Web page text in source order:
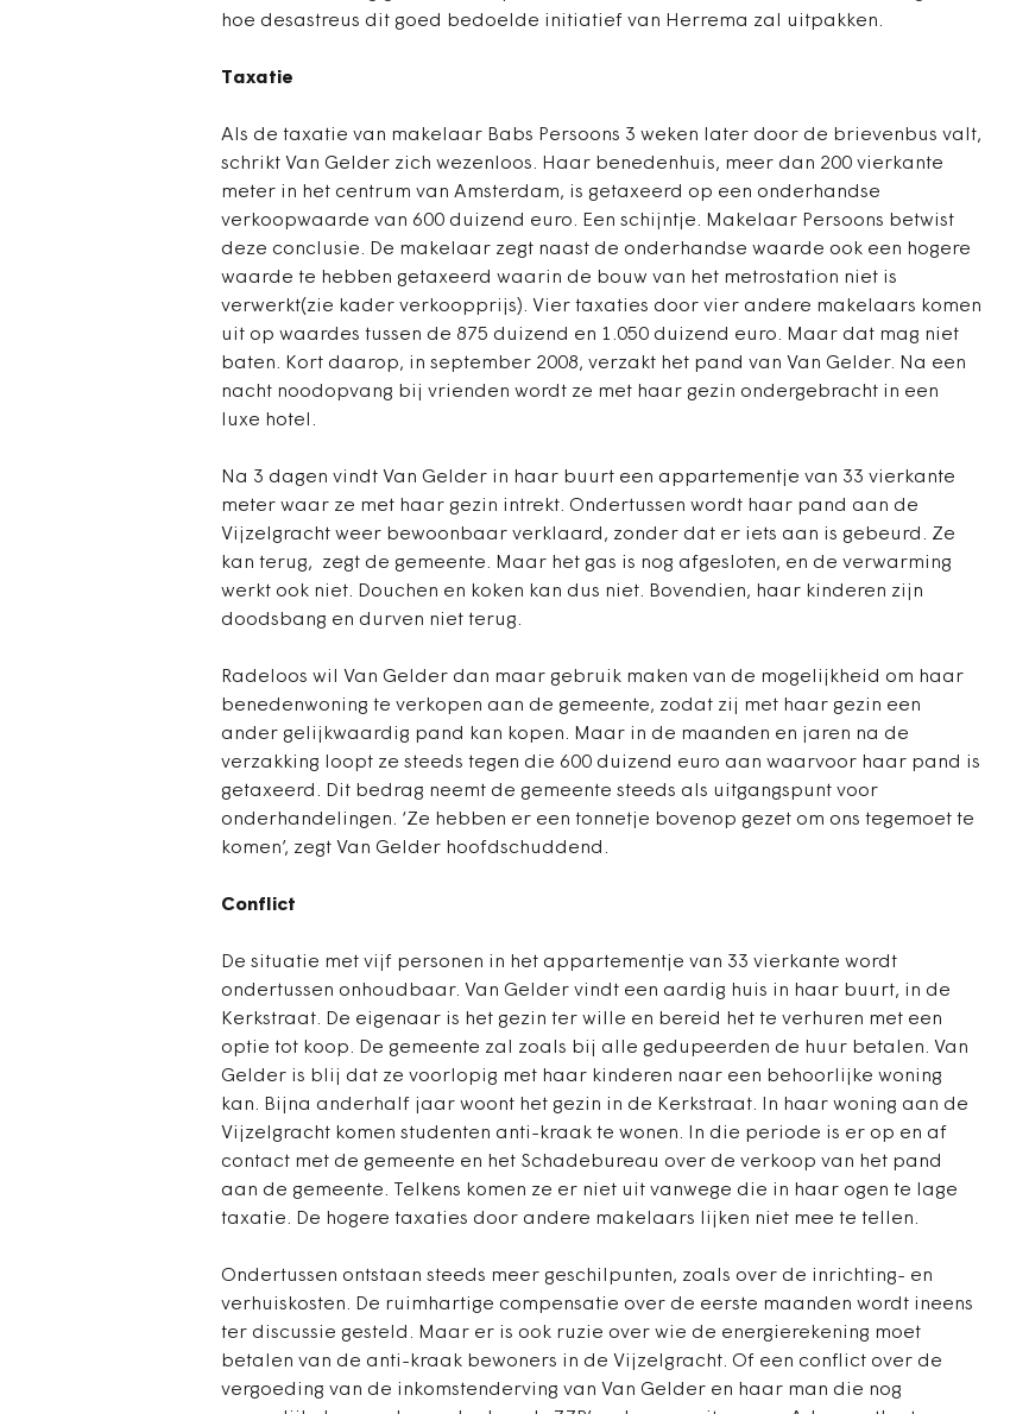
hoe desastreus dit goed bedoelde initiatief van Herrema zal uitpakken.
Taxatie
Als de taxatie van makelaar Babs Persoons 3 weken later door de brievenbus valt,
schrikt Van Gelder zich wezenloos. Haar benedenhuis, meer dan 200 vierkante
meter in het centrum van Amsterdam, is getaxeerd op een onderhandse
verkoopwaarde van 600 duizend euro. Een schijntje. Makelaar Persoons betwist
deze conclusie. De makelaar zegt naast de onderhandse waarde ook een hogere
waarde te hebben getaxeerd waarin de bouw van het metrostation niet is
verwerkt(zie kader verkoopprijs). Vier taxaties door vier andere makelaars komen
uit op waardes tussen de 875 duizend en 1.050 duizend euro. Maar dat mag niet
baten. Kort daarop, in september 2008, verzakt het pand van Van Gelder. Na een
nacht noodopvang bij vrienden wordt ze met haar gezin ondergebracht in een
luxe hotel.
Na 3 dagen vindt Van Gelder in haar buurt een appartementje van 33 vierkante
meter waar ze met haar gezin intrekt. Ondertussen wordt haar pand aan de
Vijzelgracht weer bewoonbaar verklaard, zonder dat er iets aan is gebeurd. Ze
kan terug, zegt de gemeente. Maar het gas is nog afgesloten, en de verwarming
werkt ook niet. Douchen en koken kan dus niet. Bovendien, haar kinderen zijn
doodsbang en durven niet terug.
Radeloos wil Van Gelder dan maar gebruik maken van de mogelijkheid om haar
benedenwoning te verkopen aan de gemeente, zodat zij met haar gezin een
ander gelijkwaardig pand kan kopen. Maar in de maanden en jaren na de
verzakking loopt ze steeds tegen die 600 duizend euro aan waarvoor haar pand is
getaxeerd. Dit bedrag neemt de gemeente steeds als uitgangspunt voor
onderhandelingen. ‘Ze hebben er een tonnetje bovenop gezet om ons tegemoet te
komen’, zegt Van Gelder hoofdschuddend.
Conflict
De situatie met vijf personen in het appartementje van 33 vierkante wordt
ondertussen onhoudbaar. Van Gelder vindt een aardig huis in haar buurt, in de
Kerkstraat. De eigenaar is het gezin ter wille en bereid het te verhuren met een
optie tot koop. De gemeente zal zoals bij alle gedupeerden de huur betalen. Van
Gelder is blij dat ze voorlopig met haar kinderen naar een behoorlijke woning
kan. Bijna anderhalf jaar woont het gezin in de Kerkstraat. In haar woning aan de
Vijzelgracht komen studenten anti-kraak te wonen. In die periode is er op en af
contact met de gemeente en het Schadebureau over de verkoop van het pand
aan de gemeente. Telkens komen ze er niet uit vanwege die in haar ogen te lage
taxatie. De hogere taxaties door andere makelaars lijken niet mee te tellen.
Ondertussen ontstaan steeds meer geschilpunten, zoals over de inrichting- en
verhuiskosten. De ruimhartige compensatie over de eerste maanden wordt ineens
ter discussie gesteld. Maar er is ook ruzie over wie de energierekening moet
betalen van de anti-kraak bewoners in de Vijzelgracht. Of een conflict over de
vergoeding van de inkomstenderving van Van Gelder en haar man die nog